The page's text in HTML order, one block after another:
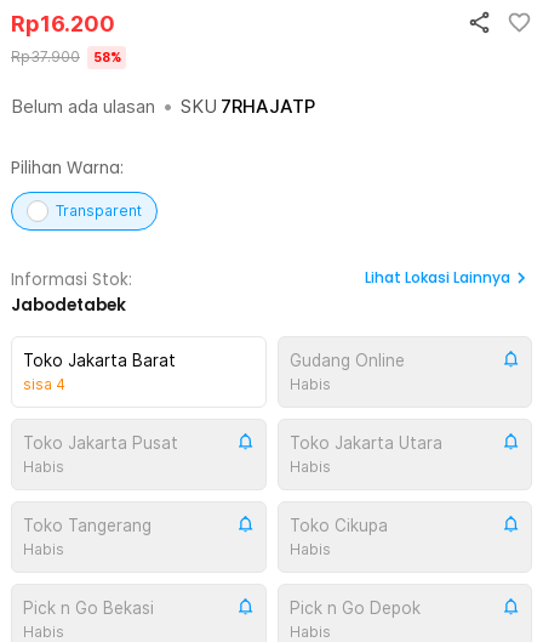
Belum ada ulasan • SKU 7RHAJATP
Rp16.200
Rp37.900 58%
Pilihan Warna:
Transparent
Informasi Stok:
Jabodetabek
Lihat Lokasi Lainnya
Toko Jakarta Barat
sisa 4
Gudang Online
Habis
Toko Jakarta Pusat
Habis
Toko Jakarta Utara
Habis
Toko Tangerang
Habis
Toko Cikupa
Habis
Pick n Go Bekasi
Habis
Pick n Go Depok
Habis